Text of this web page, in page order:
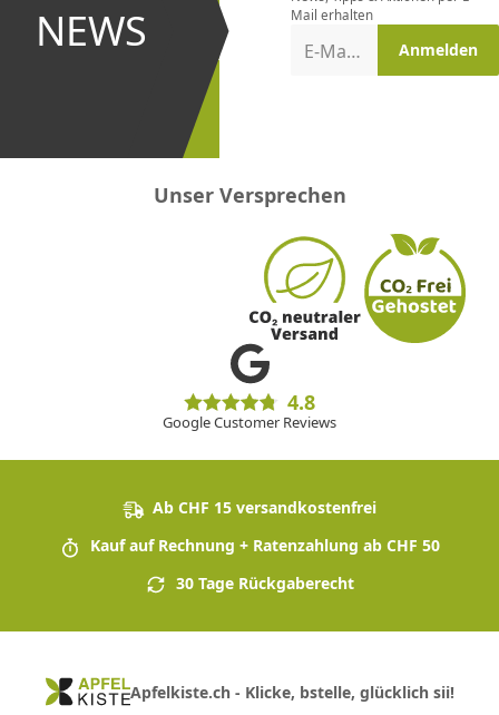
NEWS
und bei
Aktionen
Mail erhalten
E-Mail-Adresse Anmelden
Unser Versprechen
4.8
Google Customer Reviews
Ab CHF 15 versandkostenfrei
Kauf auf Rechnung + Ratenzahlung ab CHF 50
30 Tage Rückgaberecht
Apfelkiste.ch - Klicke, bstelle, glücklich sii!